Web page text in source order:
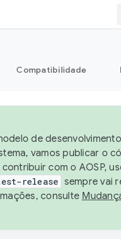
Compatibilidade
de
vamos publicar o
com o AOSP,
release sempre vai
consulte